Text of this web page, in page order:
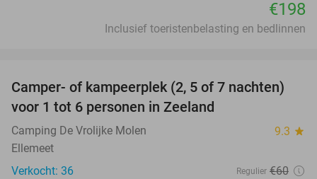
€198
Inclusief toeristenbelasting en bedlinnen
35%
Camper- of kampeerplek (2, 5 of 7 nachten)
voor 1 tot 6 personen in Zeeland
Camping De Vrolijke Molen 9.3 star
Ellemeet
Verkocht: 36
Regulier €60